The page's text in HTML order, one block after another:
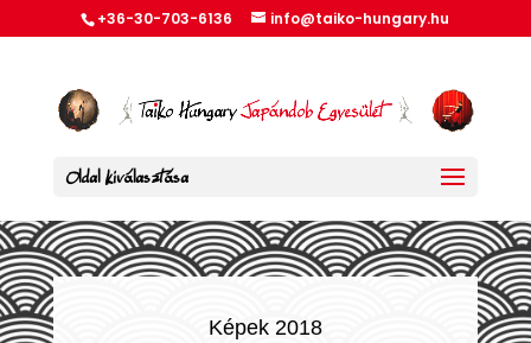
+36-30-703-6136 info@taiko-hungary.hu
Oldal kiválasztása
Képek 2018